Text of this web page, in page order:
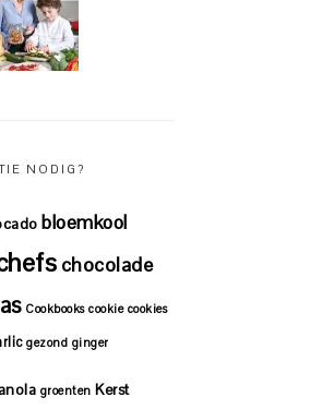
NODIG?
bloemkool
chocolade
Cookbooks cookie cookies
gezond ginger
groenten Kerst